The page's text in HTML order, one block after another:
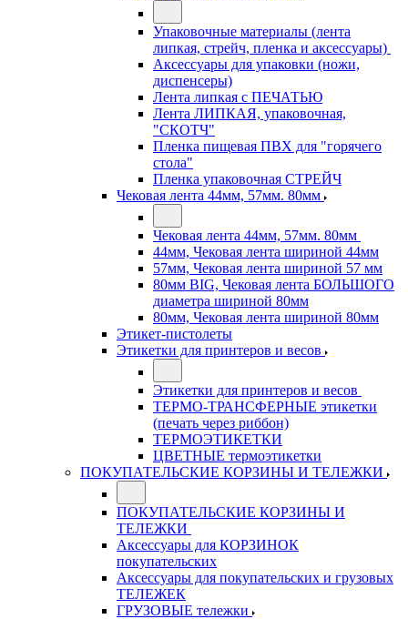
Упаковочные материалы (лента
липкая, стрейч, пленка и аксессуары)
Аксессуары для упаковки (ножи,
диспенсеры)
Лента липкая с ПЕЧАТЬЮ
Лента ЛИПКАЯ, упаковочная,
"СКОТЧ"
Пленка пищевая ПВХ для "горячего
стола"
Пленка упаковочная СТРЕЙЧ
Чековая лента 44мм, 57мм. 80мм
Чековая лента 44мм, 57мм. 80мм
44мм, Чековая лента шириной 44мм
57мм, Чековая лента шириной 57 мм
80мм BIG, Чековая лента БОЛЬШОГО
диаметра шириной 80мм
80мм, Чековая лента шириной 80мм
Этикет-пистолеты
Этикетки для принтеров и весов
Этикетки для принтеров и весов
ТЕРМО-ТРАНСФЕРНЫЕ этикетки
(печать через риббон)
ТЕРМОЭТИКЕТКИ
ЦВЕТНЫЕ термоэтикетки
ПОКУПАТЕЛЬСКИЕ КОРЗИНЫ И ТЕЛЕЖКИ
ПОКУПАТЕЛЬСКИЕ КОРЗИНЫ И
ТЕЛЕЖКИ
Аксессуары для КОРЗИНОК
покупательских
Аксессуары для покупательских и грузовых
ТЕЛЕЖЕК
ГРУЗОВЫЕ тележки